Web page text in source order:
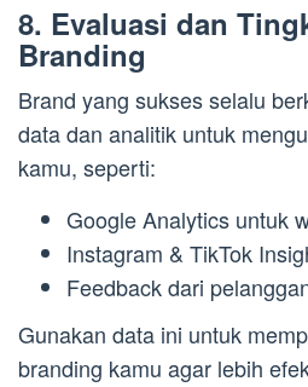
8. Evaluasi dan
Branding
Brand yang sukses selalu
data dan analitik untuk
kamu, seperti:
Google Analytics untuk
Instagram & TikTok
Feedback dari
Gunakan data ini untuk
branding kamu agar lebih